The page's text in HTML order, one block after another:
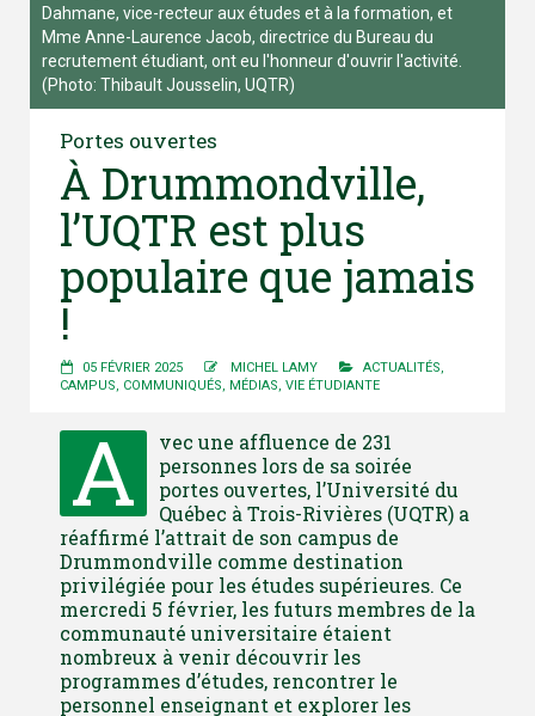
Dahmane, vice-recteur aux études et à la formation, et
Mme Anne-Laurence Jacob, directrice du Bureau du
recrutement étudiant, ont eu l'honneur d'ouvrir l'activité.
(Photo: Thibault Jousselin, UQTR)
Portes ouvertes
À Drummondville,
l’UQTR est plus
populaire que jamais
!
05 FÉVRIER 2025 MICHEL LAMY ACTUALITÉS
CAMPUS
COMMUNIQUÉS MÉDIAS VIE ÉTUDIANTE
A
vec une affluence de 231
personnes lors de sa soirée
portes ouvertes, l’Université du
Québec à Trois-Rivières (UQTR) a
réaffirmé l’attrait de son campus de
Drummondville comme destination
privilégiée pour les études supérieures. Ce
mercredi 5 février, les futurs membres de la
communauté universitaire étaient
nombreux à venir découvrir les
programmes d’études, rencontrer le
personnel enseignant et explorer les